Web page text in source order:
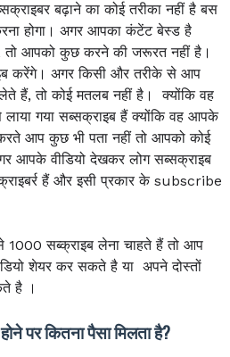
बढ़ाने का कोई तरीका नहीं है बस
होगा। अगर आपका कंटेंट बेस्ड है
तो आपको कुछ करने की जरूरत नहीं है।
करेंगे। अगर किसी और तरीके से आप
हैं, तो कोई मतलब नहीं है। क्योंकि वह
गया सब्सक्राइब हैं क्योंकि वह आपके
आप कुछ भी पता नहीं तो आपको कोई
आपके वीडियो देखकर लोग सब्सक्राइब
हैं और इसी प्रकार के subscribe
1000 सब्क्राइब लेना चाहते हैं तो आप
शेयर कर सकते है या अपने दोस्तों
है ।
पर कितना पैसा मिलता है?